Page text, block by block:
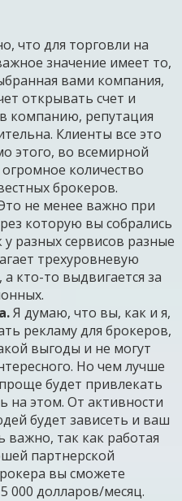
что для торговли на
значение имеет то,
вами компания,
открывать счет и
компанию, репутация
Клиенты все это
этого, во всемирной
количество
брокеров.
не менее важно при
которую вы собрались
разных сервисов разные
трехуровневую
кто-то выдвигается за
Я думаю, что вы, как и я,
рекламу для брокеров,
выгоды и не могут
Но чем лучше
будет привлекать
на этом. От активности
будет зависеть и ваш
важно, так как работая
партнерской
вы сможете
000 долларов/месяц.